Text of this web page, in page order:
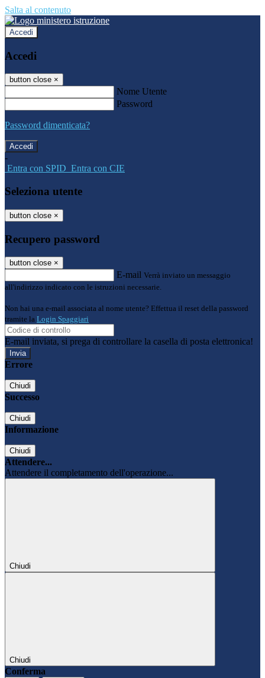
Salta al contenuto
Accedi
Accedi
button close ×
Nome Utente
Password
Password dimenticata?
-
Entra con SPID Entra con CIE
Seleziona utente
button close ×
Recupero password
button close ×
E-mail Verrà inviato un messaggio
all'indirizzo indicato con le istruzioni necessarie.
Non hai una e-mail associata al nome utente? Effettua il reset della password
tramite la Login Spaggiari
E-mail inviata, si prega di controllare la casella di posta elettronica!
Errore
Chiudi
Successo
Chiudi
Informazione
Chiudi
Attendere...
Attendere il completamento dell'operazione...
Chiudi
Chiudi
Conferma